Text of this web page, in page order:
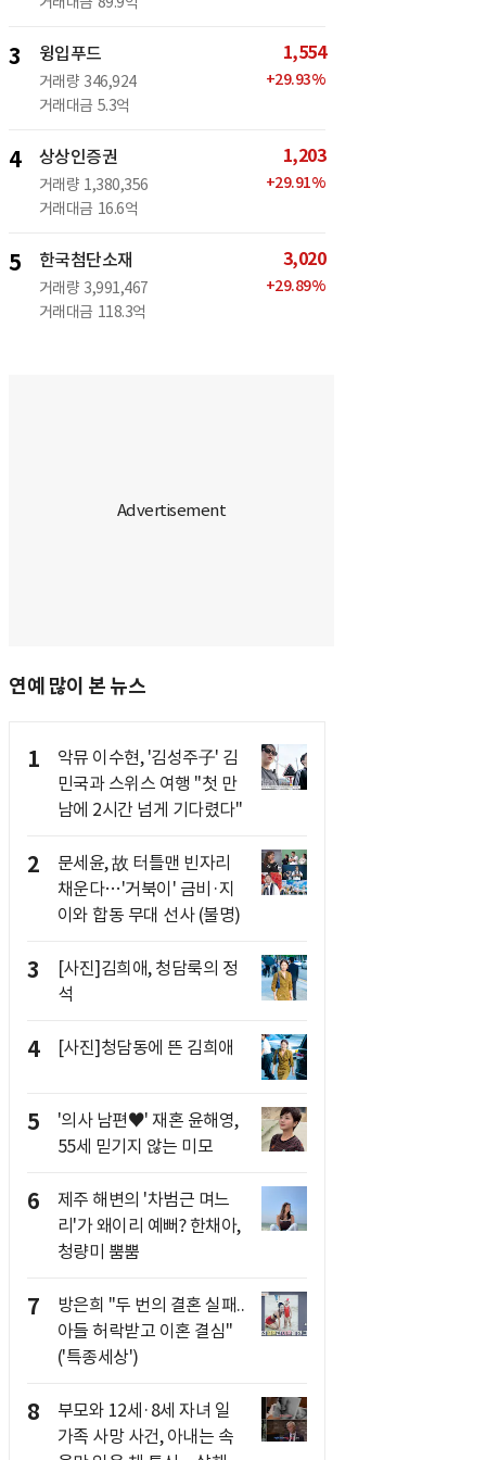
3 윙입푸드
거래량 346,924
거래대금 5.3억
1,554
+29.93%
4 상상인증권
거래량 1,380,356
거래대금 16.6억
1,203
+29.91%
5 한국첨단소재
거래량 3,991,467
거래대금 118.3억
3,020
+29.89%
연예 많이 본 뉴스
1
악뮤 이수현, '김성주子' 김
민국과 스위스 여행 "첫 만
남에 2시간 넘게 기다렸다"
2
문세윤, 故 터틀맨 빈자리
채운다…'거북이' 금비·지
이와 합동 무대 선사 (불명)
3
[사진]김희애, 청담룩의 정
석
4 [사진]청담동에 뜬 김희애
5
'의사 남편♥' 재혼 윤해영,
55세 믿기지 않는 미모
6
제주 해변의 '차범근 며느
리'가 왜이리 예뻐? 한채아,
청량미 뿜뿜
7
방은희 "두 번의 결혼 실패..
아들 허락받고 이혼 결심"
('특종세상')
8
부모와 12세·8세 자녀 일
가족 사망 사건, 아내는 속